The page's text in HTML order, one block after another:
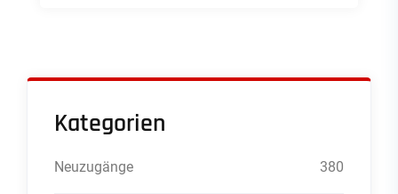
Kategorien
Neuzugänge 380